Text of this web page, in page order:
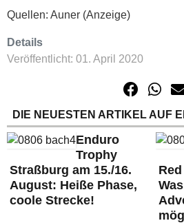
Quellen: Auner (Anzeige)
Details
Veröffentlicht: 01. April 2020
DIE NEUESTEN ARTIKEL AUF
Enduro
Trophy
Straßburg am 15./16.
August: Heiße Phase,
coole Strecke!